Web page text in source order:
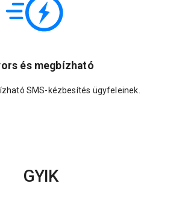
és megbízható
SMS-kézbesítés ügyfeleinek.
GYIK